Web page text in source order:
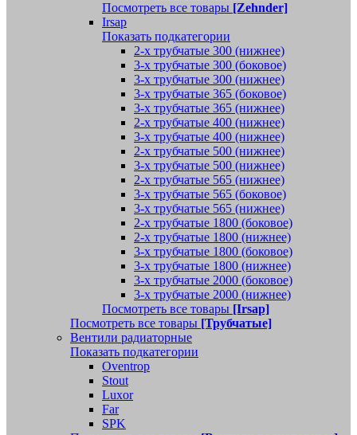
Посмотреть все товары [Zehnder]
Irsap
Показать подкатегории
2-х трубчатые 300 (нижнее)
3-х трубчатые 300 (боковое)
3-х трубчатые 300 (нижнее)
3-х трубчатые 365 (боковое)
3-х трубчатые 365 (нижнее)
2-х трубчатые 400 (нижнее)
3-х трубчатые 400 (нижнее)
2-х трубчатые 500 (нижнее)
3-х трубчатые 500 (нижнее)
2-х трубчатые 565 (нижнее)
3-х трубчатые 565 (боковое)
3-х трубчатые 565 (нижнее)
2-х трубчатые 1800 (боковое)
2-х трубчатые 1800 (нижнее)
3-х трубчатые 1800 (боковое)
3-х трубчатые 1800 (нижнее)
3-х трубчатые 2000 (боковое)
3-х трубчатые 2000 (нижнее)
Посмотреть все товары [Irsap]
Посмотреть все товары [Трубчатые]
Вентили радиаторные
Показать подкатегории
Oventrop
Stout
Luxor
Far
SPK